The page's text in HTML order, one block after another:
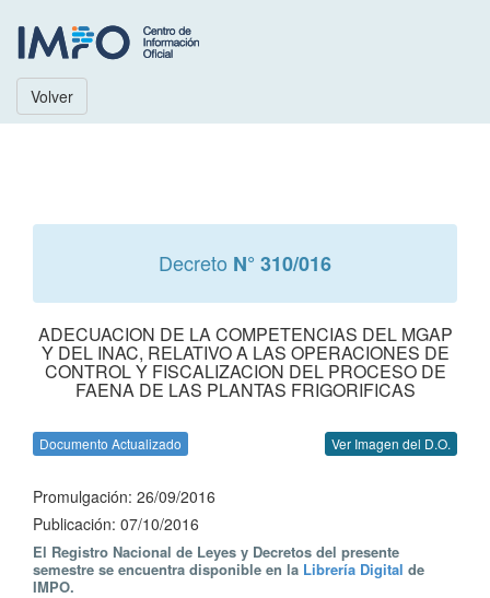
Volver
Decreto N° 310/016
ADECUACION DE LA COMPETENCIAS DEL MGAP
Y DEL INAC, RELATIVO A LAS OPERACIONES DE
CONTROL Y FISCALIZACION DEL PROCESO DE
FAENA DE LAS PLANTAS FRIGORIFICAS
Documento Actualizado Ver Imagen del D.O.
Promulgación: 26/09/2016
Publicación: 07/10/2016
El Registro Nacional de Leyes y Decretos del presente
semestre se encuentra disponible en la Librería Digital de
IMPO.